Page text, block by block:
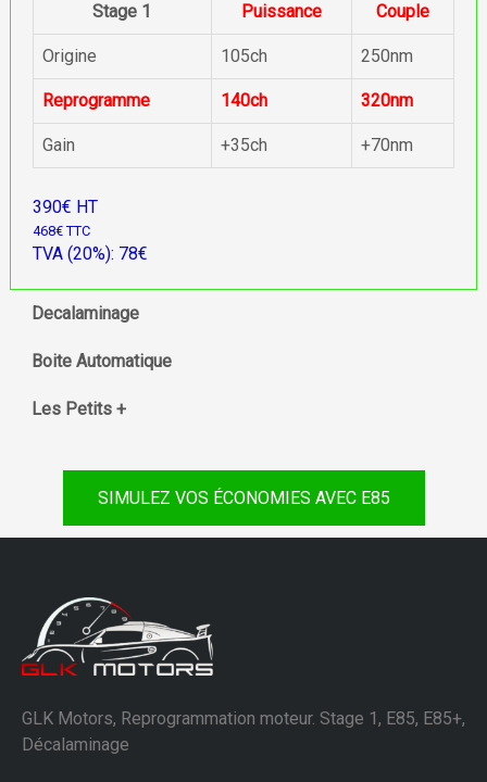
Stage 1
Puissance Couple
Origine 105ch 250nm
Reprogramme 140ch 320nm
Gain +35ch +70nm
390€ HT
468€ TTC
TVA (20%): 78€
Decalaminage
Boite Automatique
Les Petits +
SIMULEZ VOS ÉCONOMIES AVEC E85
GLK Motors, Reprogrammation moteur. Stage 1, E85, E85+,
Décalaminage